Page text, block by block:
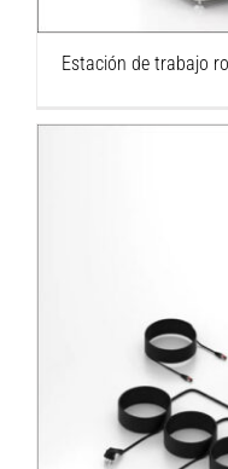
Estación de trabajo
Columna